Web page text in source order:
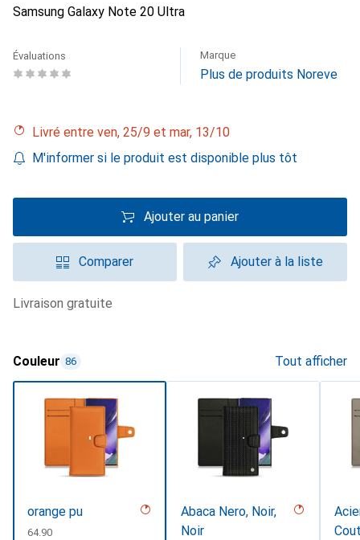
Samsung Galaxy Note 20 Ultra
Évaluations Marque
Plus de produits Noreve
Livré entre ven, 25/9 et mar, 13/10
M'informer si le produit est disponible plus tôt
Ajouter au panier
Comparer Ajouter à la liste
livraison gratuite
Couleur 86 Tout afficher
orange pu
CHF
64.90
Abaca Nero, Noir,
Noir